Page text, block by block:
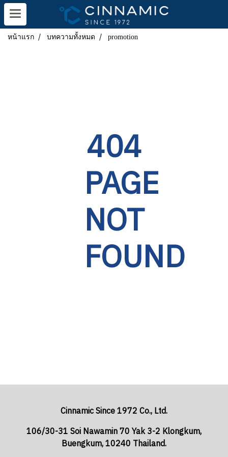
หน้าแรก บทความทั้งหมด promotion
404
PAGE
NOT
FOUND
Cinnamic Since 1972 Co., Ltd.
106/30-31 Soi Nawamin 70 Yak 3-2 Klongkum,
Buengkum, 10240 Thailand.